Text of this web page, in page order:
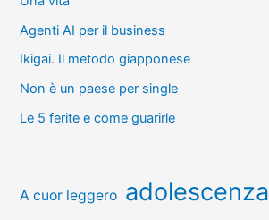
Agenti AI per il business
Ikigai. Il metodo giapponese
Non è un paese per single
Le 5 ferite e come guarirle
A cuor leggero adolescenza